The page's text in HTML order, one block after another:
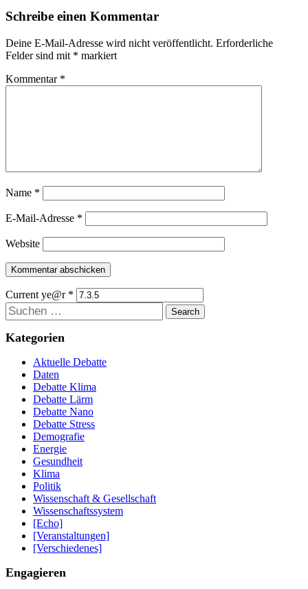
Schreibe einen Kommentar
Deine E-Mail-Adresse wird nicht veröffentlicht. Erforderliche
Felder sind mit * markiert
Kommentar *
Name *
E-Mail-Adresse *
Website
Current ye@r *
Suchen
Kategorien
Aktuelle Debatte
Daten
Debatte Klima
Debatte Lärm
Debatte Nano
Debatte Stress
Demografie
Energie
Gesundheit
Klima
Politik
Wissenschaft & Gesellschaft
Wissenschaftssystem
[Echo]
[Veranstaltungen]
[Verschiedenes]
Engagieren